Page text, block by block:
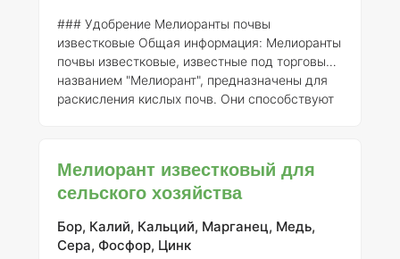
### Удобрение Мелиоранты почвы
известковые Общая информация: Мелиоранты
почвы известковые, известные под торговым
названием "Мелиорант", предназначены для
раскисления кислых почв. Они способствуют
сельскохозяйственных культур.Регистрант:
Открытое акционерное общество «Сахарный
709-12-3185-1. ### Состав элементов и
концентрация: Состав удобрения может
Мелиорант известковый для
сельского хозяйства
Бор, Калий, Кальций, Марганец, Медь,
Сера, Фосфор, Цинк